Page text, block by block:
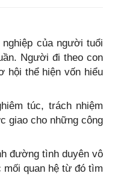
của người tuổi
Người đi theo con
hội thể hiện vốn hiểu
túc, trách nhiệm
giao cho những công
đường tình duyên vô
mối quan hệ từ đó tìm